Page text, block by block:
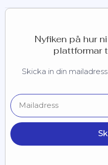
Nyfiken på hur
plattformar
Skicka in din